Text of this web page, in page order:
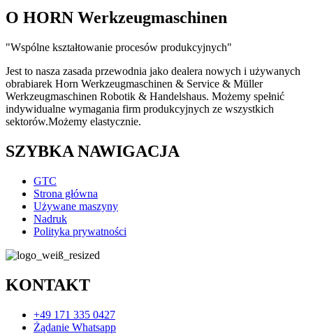
O HORN Werkzeugmaschinen
"Wspólne kształtowanie procesów produkcyjnych"
Jest to nasza zasada przewodnia jako dealera nowych i używanych
obrabiarek Horn Werkzeugmaschinen & Service & Müller
Werkzeugmaschinen Robotik & Handelshaus. Możemy spełnić
indywidualne wymagania firm produkcyjnych ze wszystkich
sektorów.Możemy elastycznie.
SZYBKA NAWIGACJA
GTC
Strona główna
Używane maszyny
Nadruk
Polityka prywatności
KONTAKT
+49 171 335 0427
Żądanie Whatsapp